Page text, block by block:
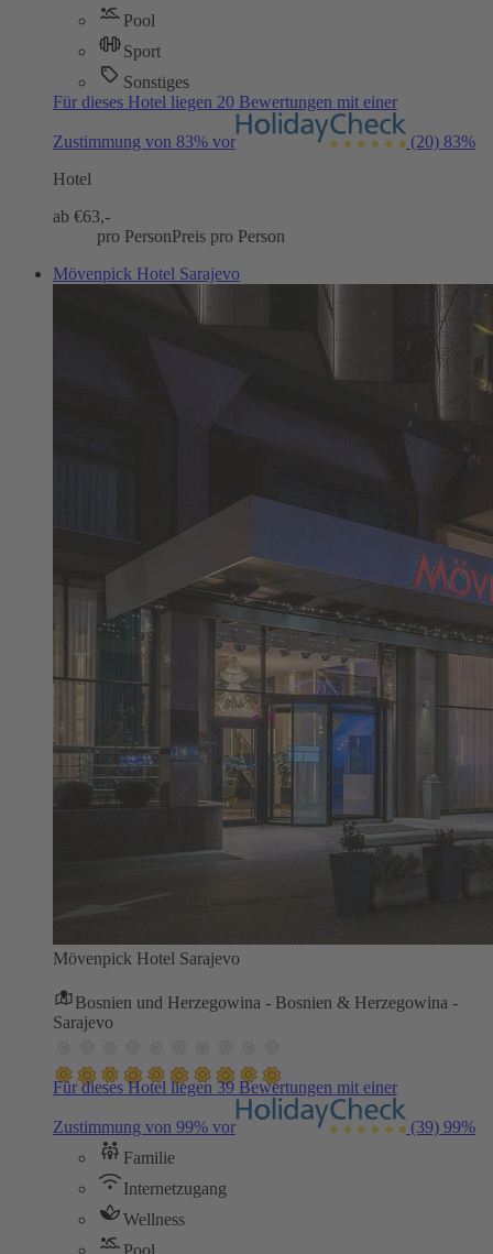
Pool
Sport
Sonstiges
Für dieses Hotel liegen 20 Bewertungen mit einer
Zustimmung von 83% vor (20) 83%
Hotel
ab €63,-
pro PersonPreis pro Person
Mövenpick Hotel Sarajevo
Mövenpick Hotel Sarajevo
Bosnien und Herzegowina - Bosnien & Herzegowina -
Sarajevo
Für dieses Hotel liegen 39 Bewertungen mit einer
Zustimmung von 99% vor (39) 99%
Familie
Internetzugang
Wellness
Pool